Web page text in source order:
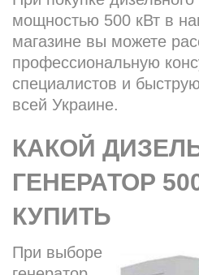
мощностью 500 кВт в
магазине вы можете
профессиональную
специалистов и
всей Украине.
КАКОЙ
ГЕНЕРАТОР
КУПИТЬ
При выборе